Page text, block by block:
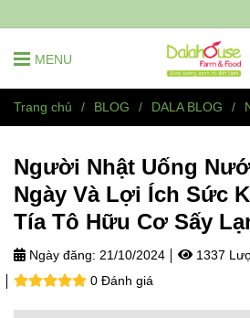
MENU
Trang chủ / BLOG / DALA BLOG /
Người Nhật Uống
Ngày Và Lợi Ích Sức
Tía Tô Hữu Cơ Sấy
Ngày đăng: 21/10/2024
1337
0 Đánh giá